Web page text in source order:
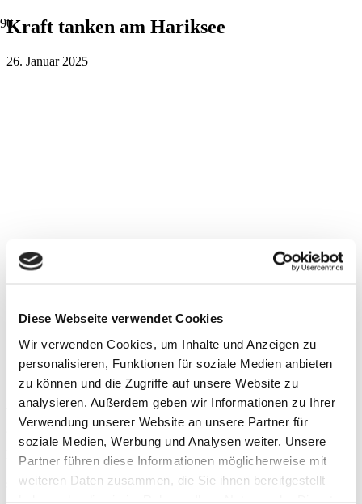
Diese Webseite verwendet Cookies
Wir verwenden Cookies, um Inhalte und Anzeigen zu
personalisieren, Funktionen für soziale Medien anbieten
zu können und die Zugriffe auf unsere Website zu
analysieren. Außerdem geben wir Informationen zu Ihrer
Verwendung unserer Website an unsere Partner für
soziale Medien, Werbung und Analysen weiter. Unsere
Partner führen diese Informationen möglicherweise mit
weiteren Daten zusammen, die Sie ihnen bereitgestellt
Kraft tanken am Hariksee
26. Januar 2025
Vier Wochen vor der Wahl habe ich heute auch mal etwas Kraft
getankt – natürlich in unserem Kreis Viersen!
Beim Familienausflug zum Hariksee zeigte sich sogar kurz die
Sonne. Das machte die Runde um den ganzen See noch einmal
schöner.